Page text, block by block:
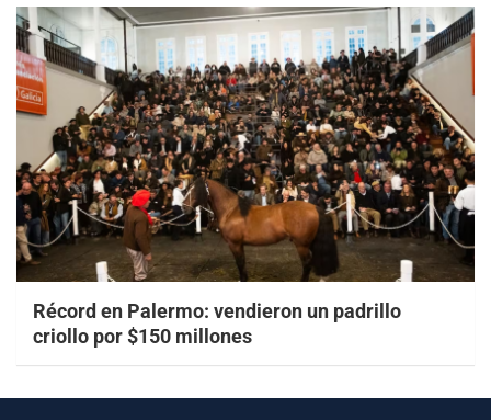
Récord en Palermo: vendieron un padrillo
criollo por $150 millones